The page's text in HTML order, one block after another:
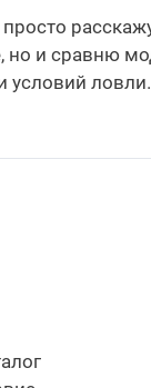
но и сравню
условий ловли.